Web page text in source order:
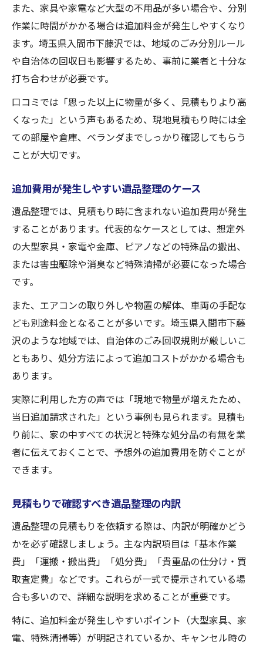
また、家具や家電など大型の不用品が多い場合や、分別
作業に時間がかかる場合は追加料金が発生しやすくなり
ます。埼玉県入間市下藤沢では、地域のごみ分別ルール
や自治体の回収日も影響するため、事前に業者と十分な
打ち合わせが必要です。
口コミでは「思った以上に物量が多く、見積もりより高
くなった」という声もあるため、現地見積もり時には全
ての部屋や倉庫、ベランダまでしっかり確認してもらう
ことが大切です。
追加費用が発生しやすい遺品整理のケース
遺品整理では、見積もり時に含まれない追加費用が発生
することがあります。代表的なケースとしては、想定外
の大型家具・家電や金庫、ピアノなどの特殊品の搬出、
または害虫駆除や消臭など特殊清掃が必要になった場合
です。
また、エアコンの取り外しや物置の解体、車両の手配な
ども別途料金となることが多いです。埼玉県入間市下藤
沢のような地域では、自治体のごみ回収規則が厳しいこ
ともあり、処分方法によって追加コストがかかる場合も
あります。
実際に利用した方の声では「現地で物量が増えたため、
当日追加請求された」という事例も見られます。見積も
り前に、家の中すべての状況と特殊な処分品の有無を業
者に伝えておくことで、予想外の追加費用を防ぐことが
できます。
見積もりで確認すべき遺品整理の内訳
遺品整理の見積もりを依頼する際は、内訳が明確かどう
かを必ず確認しましょう。主な内訳項目は「基本作業
費」「運搬・搬出費」「処分費」「貴重品の仕分け・買
取査定費」などです。これらが一式で提示されている場
合も多いので、詳細な説明を求めることが重要です。
特に、追加料金が発生しやすいポイント（大型家具、家
電、特殊清掃等）が明記されているか、キャンセル時の